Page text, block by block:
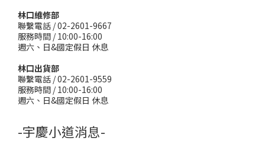
林口維修部
聯繫電話 / 02-2601-9667
服務時間 / 10:00-16:00
週六、日&國定假日 休息
林口出貨部
聯繫電話 / 02-2601-9559
服務時間 / 10:00-16:00
週六、日&國定假日 休息
-宇慶小道消息-